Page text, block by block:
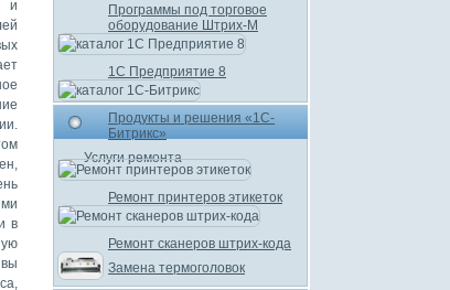
и
в
Программы под торговое
оборудование Штрих-М
1С Предприятие 8
Продукты и решения «1С-
Битрикс»
Услуги ремонта
Ремонт принтеров этикеток
Ремонт сканеров штрих-кода
Замена термоголовок